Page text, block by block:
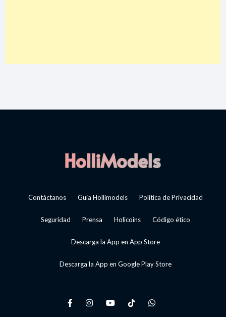
Contáctanos Guía Hollimodels Política de Privacidad
Seguridad Prensa Holicoins Código ético
Descarga la App en App Store
Descarga la App en Google Play Store